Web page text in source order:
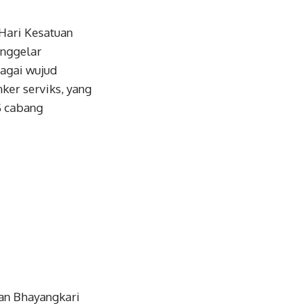
Kesatuan
wujud
serviks, yang
cabang
Bhayangkari